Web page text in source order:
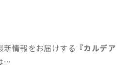
新情報をお届けする 『カルデア
…